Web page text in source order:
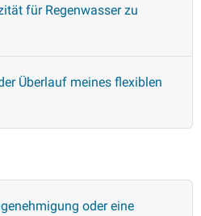
für Regenwasser zu
Überlauf meines flexiblen
oder eine